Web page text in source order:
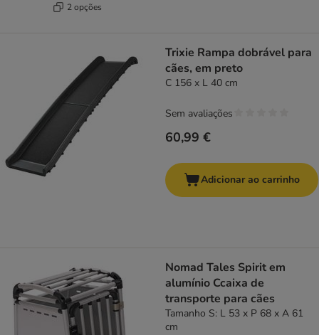
2 opções
Trixie Rampa dobrável para
cães, em preto
C 156 x L 40 cm
60,99 €
Sem avaliações
Adicionar ao carrinho
Nomad Tales Spirit em
alumínio Ccaixa de
transporte para cães
Tamanho S: L 53 x P 68 x A 61
cm